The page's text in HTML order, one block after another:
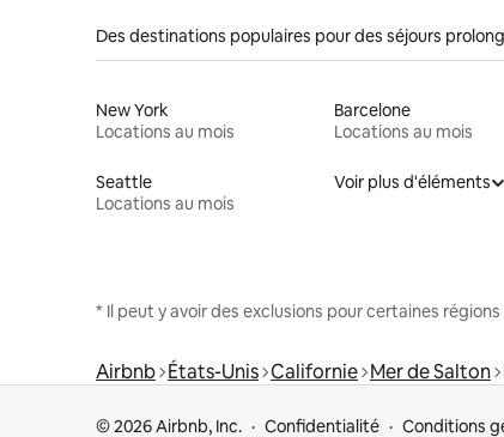
Des destinations populaires pour des séjours
New York
Locations au mois
Barcelone
Locations au mois
Seattle
Locations au mois
Voir plus d'éléments
* Il peut y avoir des exclusions pour certaines
Airbnb États-Unis Californie Mer de Salton
© 2026 Airbnb, Inc. Confidentialité Conditions